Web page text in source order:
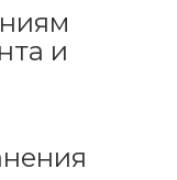
и